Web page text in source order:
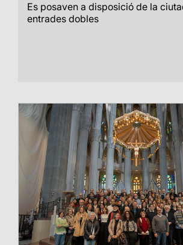
Es posaven a disposició de la
entrades dobles